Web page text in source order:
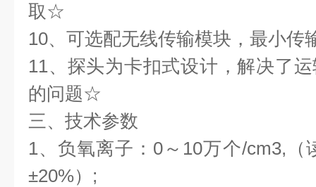
取☆
10、可选配无线传输模块，最小传
11、探头为卡扣式设计，解决了
的问题☆
三、技术参数
1、负氧离子：0～10万个/cm3,（
±20%）;